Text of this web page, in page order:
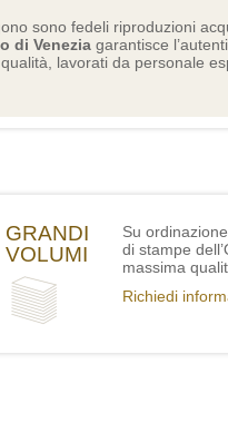
sono fedeli riproduzioni
di Venezia garantisce
lavorati da personale
GRANDI
VOLUMI
Su
di stampe
massima
Richiedi